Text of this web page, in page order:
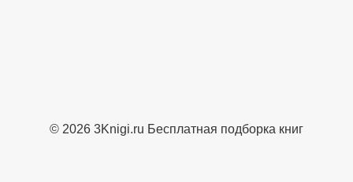
© 2026 3Knigi.ru Бесплатная подборка книг